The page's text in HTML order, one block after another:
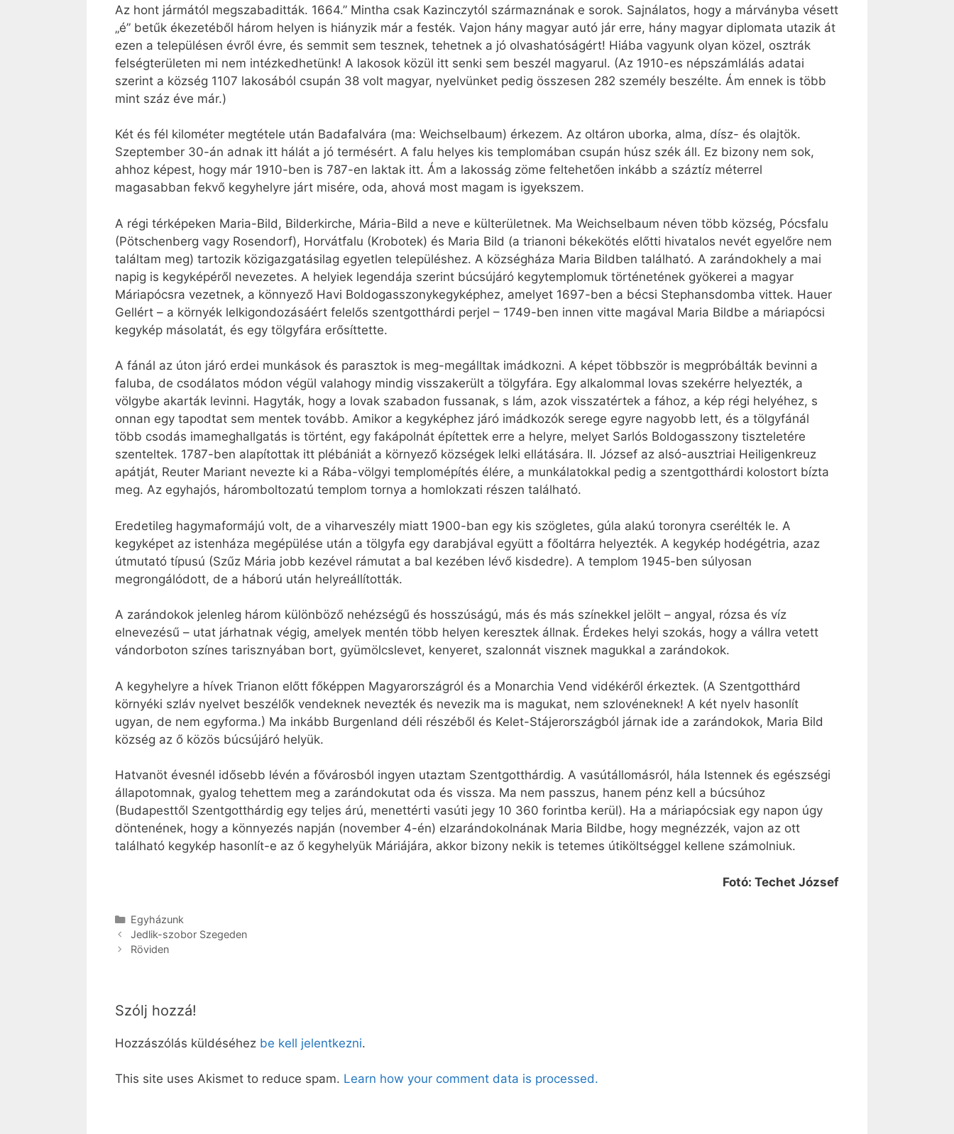
Az hont jármától megszabaditták. 1664.” Mintha csak Kazinczytól származnának e sorok. Sajnálatos, hogy a márványba vésett
„é” betűk ékezetéből három helyen is hiányzik már a festék. Vajon hány magyar autó jár erre, hány magyar diplomata utazik át
ezen a településen évről évre, és semmit sem tesznek, tehetnek a jó olvashatóságért! Hiába vagyunk olyan közel, osztrák
felségterületen mi nem intézkedhetünk! A lakosok közül itt senki sem beszél magyarul. (Az 1910-es népszámlálás adatai
szerint a község 1107 lakosából csupán 38 volt magyar, nyelvünket pedig összesen 282 személy beszélte. Ám ennek is több
mint száz éve már.)
Két és fél kilométer megtétele után Badafalvára (ma: Weichselbaum) érkezem. Az oltáron uborka, alma, dísz- és olajtök.
Szeptember 30-án adnak itt hálát a jó termésért. A falu helyes kis templomában csupán húsz szék áll. Ez bizony nem sok,
ahhoz képest, hogy már 1910-ben is 787-en laktak itt. Ám a lakosság zöme feltehetően inkább a száztíz méterrel
magasabban fekvő kegyhelyre járt misére, oda, ahová most magam is igyekszem.
A régi térképeken Maria-Bild, Bilderkirche, Mária-Bild a neve e külterületnek. Ma Weichselbaum néven több község, Pócsfalu
(Pötschenberg vagy Rosendorf), Horvátfalu (Krobotek) és Maria Bild (a trianoni békekötés előtti hivatalos nevét egyelőre nem
találtam meg) tartozik közigazgatásilag egyetlen településhez. A községháza Maria Bildben található. A zarándokhely a mai
napig is kegyképéről nevezetes. A helyiek legendája szerint búcsújáró kegytemplomuk történetének gyökerei a magyar
Máriapócsra vezetnek, a könnyező Havi Boldogasszonykegyképhez, amelyet 1697-ben a bécsi Stephansdomba vittek. Hauer
Gellért – a környék lelkigondozásáért felelős szentgotthárdi perjel – 1749-ben innen vitte magával Maria Bildbe a máriapócsi
kegykép másolatát, és egy tölgyfára erősíttette.
A fánál az úton járó erdei munkások és parasztok is meg-megálltak imádkozni. A képet többször is megpróbálták bevinni a
faluba, de csodálatos módon végül valahogy mindig visszakerült a tölgyfára. Egy alkalommal lovas szekérre helyezték, a
völgybe akarták levinni. Hagyták, hogy a lovak szabadon fussanak, s lám, azok visszatértek a fához, a kép régi helyéhez, s
onnan egy tapodtat sem mentek tovább. Amikor a kegyképhez járó imádkozók serege egyre nagyobb lett, és a tölgyfánál
több csodás imameghallgatás is történt, egy fakápolnát építettek erre a helyre, melyet Sarlós Boldogasszony tiszteletére
szenteltek. 1787-ben alapítottak itt plébániát a környező községek lelki ellátására. II. József az alsó-ausztriai Heiligenkreuz
apátját, Reuter Mariant nevezte ki a Rába-völgyi templomépítés élére, a munkálatokkal pedig a szentgotthárdi kolostort bízta
meg. Az egyhajós, háromboltozatú templom tornya a homlokzati részen található.
Eredetileg hagymaformájú volt, de a viharveszély miatt 1900-ban egy kis szögletes, gúla alakú toronyra cserélték le. A
kegyképet az istenháza megépülése után a tölgyfa egy darabjával együtt a főoltárra helyezték. A kegykép hodégétria, azaz
útmutató típusú (Szűz Mária jobb kezével rámutat a bal kezében lévő kisdedre). A templom 1945-ben súlyosan
megrongálódott, de a háború után helyreállították.
A zarándokok jelenleg három különböző nehézségű és hosszúságú, más és más színekkel jelölt – angyal, rózsa és víz
elnevezésű – utat járhatnak végig, amelyek mentén több helyen keresztek állnak. Érdekes helyi szokás, hogy a vállra vetett
vándorboton színes tarisznyában bort, gyümölcslevet, kenyeret, szalonnát visznek magukkal a zarándokok.
A kegyhelyre a hívek Trianon előtt főképpen Magyarországról és a Monarchia Vend vidékéről érkeztek. (A Szentgotthárd
környéki szláv nyelvet beszélők vendeknek nevezték és nevezik ma is magukat, nem szlovéneknek! A két nyelv hasonlít
ugyan, de nem egyforma.) Ma inkább Burgenland déli részéből és Kelet-Stájerországból járnak ide a zarándokok, Maria Bild
község az ő közös búcsújáró helyük.
Hatvanöt évesnél idősebb lévén a fővárosból ingyen utaztam Szentgotthárdig. A vasútállomásról, hála Istennek és egészségi
állapotomnak, gyalog tehettem meg a zarándokutat oda és vissza. Ma nem passzus, hanem pénz kell a búcsúhoz
(Budapesttől Szentgotthárdig egy teljes árú, menettérti vasúti jegy 10 360 forintba kerül). Ha a máriapócsiak egy napon úgy
döntenének, hogy a könnyezés napján (november 4-én) elzarándokolnának Maria Bildbe, hogy megnézzék, vajon az ott
található kegykép hasonlít-e az ő kegyhelyük Máriájára, akkor bizony nekik is tetemes útiköltséggel kellene számolniuk.
Fotó: Techet József
Kategória
Egyházunk
Jedlik-szobor Szegeden
Röviden
Szólj hozzá!
Hozzászólás küldéséhez be kell jelentkezni.
This site uses Akismet to reduce spam. Learn how your comment data is processed.